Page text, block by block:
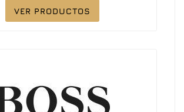
VER PRODUCTOS